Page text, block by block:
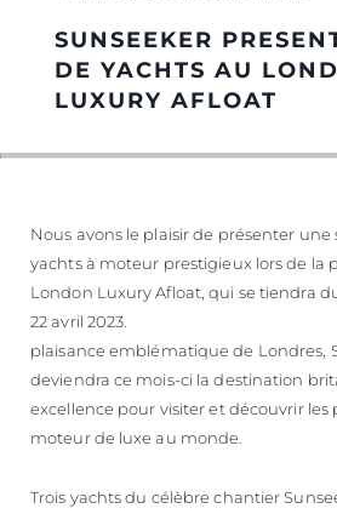
ITALY
SUNSEEKER
DE YACHTS AU
LUXURY AFLOAT
Nous avons le plaisir de présenter
yachts à moteur prestigieux lors de la
London Luxury Afloat, qui se tiendra
22 avril 2023.
plaisance emblématique de Londres,
deviendra ce mois-ci la destination
excellence pour visiter et découvrir les
moteur de luxe
Trois yachts du célèbre chantier